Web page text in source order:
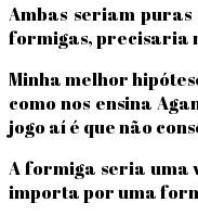
Ambas seriam
formigas, precisaria
Minha melhor
como nos ensina
jogo aí é que não
A formiga seria uma
importa por uma